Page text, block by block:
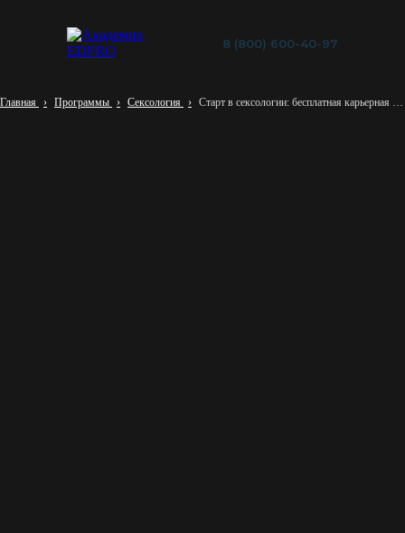
8 (800) 600-40-97
Главная Программы Сексология Старт в сексологии: бесплатная карьерная консультация